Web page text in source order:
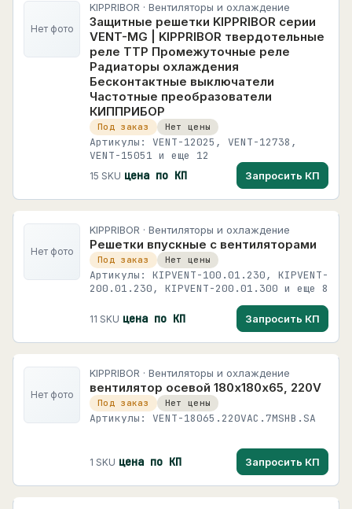
Нет фото
KIPPRIBOR · Вентиляторы и охлаждение
Защитные решетки KIPPRIBOR серии
VENT-MG | KIPPRIBOR твердотельные
реле ТТР Промежуточные реле
Радиаторы охлаждения
Бесконтактные выключатели
Частотные преобразователи
КИППРИБОР
Под заказ Нет цены
Артикулы: VENT-12025, VENT-12738,
VENT-15051 и еще 12
15 SKU цена по КП Запросить КП
Нет фото
KIPPRIBOR · Вентиляторы и охлаждение
Решетки впускные с вентиляторами
Под заказ Нет цены
Артикулы: KIPVENT-100.01.230, KIPVENT-
200.01.230, KIPVENT-200.01.300 и еще 8
11 SKU цена по КП Запросить КП
Нет фото
KIPPRIBOR · Вентиляторы и охлаждение
вентилятор осевой 180х180х65, 220V
Под заказ Нет цены
Артикулы: VENT-18065.220VAC.7MSHB.SA
1 SKU цена по КП Запросить КП